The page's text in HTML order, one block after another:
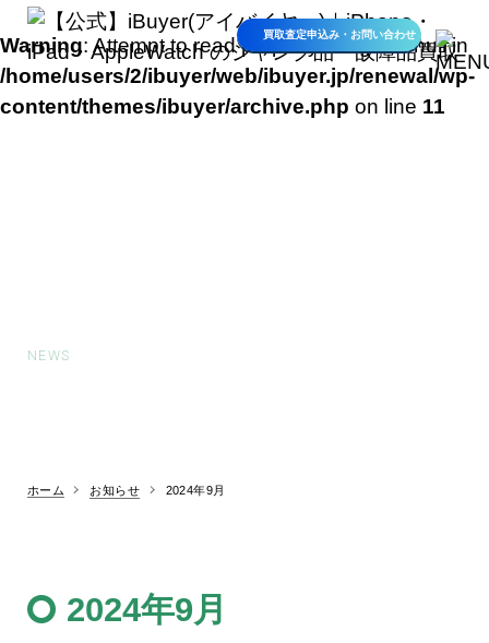
買取査定申込み・ お問い合わせ
Warning: Attempt to read property "slug" on null in
/home/users/2/ibuyer/web/ibuyer.jp/renewal/wp-
content/themes/ibuyer/archive.php on line 11
NEWS
ホーム お知らせ 2024年9月
2024年9月